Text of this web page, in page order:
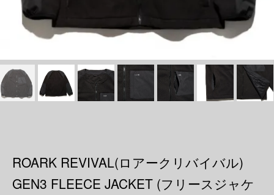
ROARK REVIVAL(ロアークリバイバル)
GEN3 FLEECE JACKET (フリースジャケ